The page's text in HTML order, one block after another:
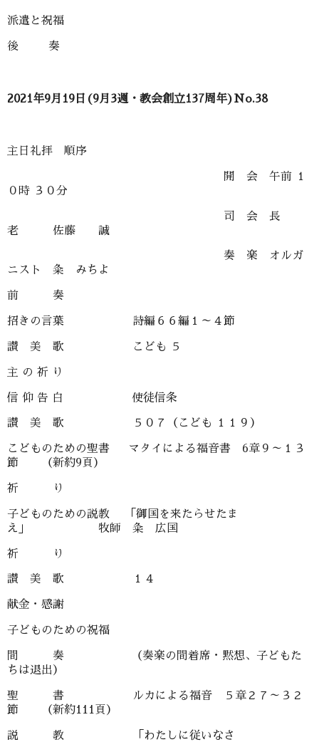
派遣と祝福
後 奏
2021年9月19日(9月3週・教会創立137周年)No.38
主日礼拝 順序
開 会 午前 １
０時 ３０分
司 会 長
老 佐藤 誠
奏 楽 オルガ
ニスト 粂 みちよ
前 奏
招きの言葉 詩編６６編１～４節
讃 美 歌 こども ５
主 の 祈 り
信 仰 告 白 使徒信条
讃 美 歌 ５０７（こども １１９）
こどものための聖書 マタイによる福音書 6章９～１３
節 （新約9頁）
祈 り
子どものための説教 「御国を来たらせたま
え」 牧師 粂 広国
祈 り
讃 美 歌 １４
献金・感謝
子どものための祝福
間 奏 （奏楽の間着席・黙想、子どもた
ちは退出）
聖 書 ルカによる福音 ５章２７～３２
節 （新約111頁）
説 教 「わたしに従いなさ